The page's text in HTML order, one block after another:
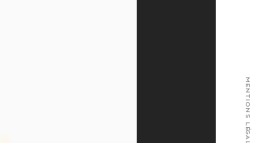
MENTIONS LÉGALES